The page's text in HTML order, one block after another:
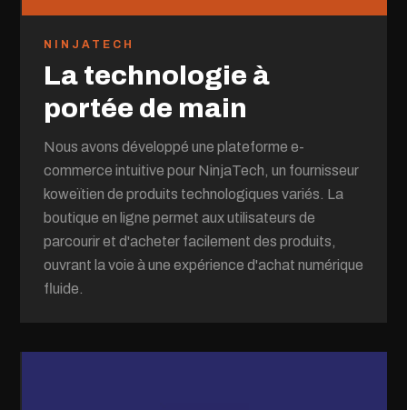
NINJATECH
La technologie à
portée de main
Nous avons développé une plateforme e-
commerce intuitive pour NinjaTech, un fournisseur
koweïtien de produits technologiques variés. La
boutique en ligne permet aux utilisateurs de
parcourir et d'acheter facilement des produits,
ouvrant la voie à une expérience d'achat numérique
fluide.